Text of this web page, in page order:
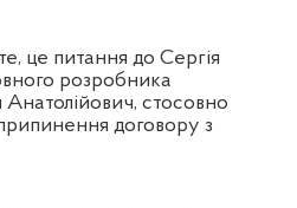
це питання до Сергія
розробника
стосовно
договору з